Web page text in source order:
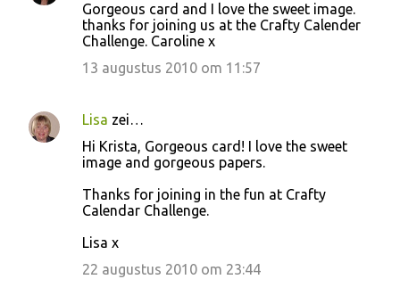
Gorgeous card and I love the sweet image.
thanks for joining us at the Crafty Calender
Challenge. Caroline x
13 augustus 2010 om 11:57
Lisa zei…
Hi Krista, Gorgeous card! I love the sweet
image and gorgeous papers.
Thanks for joining in the fun at Crafty
Calendar Challenge.
Lisa x
22 augustus 2010 om 23:44